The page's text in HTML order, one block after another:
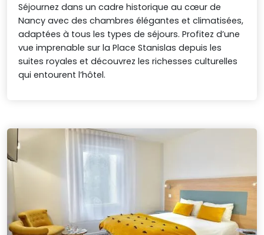
Séjournez dans un cadre historique au cœur de
Nancy avec des chambres élégantes et climatisées,
adaptées à tous les types de séjours. Profitez d’une
vue imprenable sur la Place Stanislas depuis les
suites royales et découvrez les richesses culturelles
qui entourent l’hôtel.